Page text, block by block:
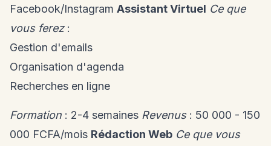
Facebook/Instagram Assistant Virtuel Ce que
vous ferez:
Gestion d'emails
Organisation d'agenda
Recherches en ligne
Formation : 2-4 semaines Revenus: 50 000 - 150
000 FCFA/mois Rédaction Web Ce que vous